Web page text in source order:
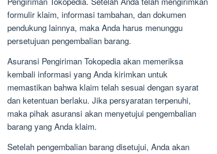
formulir klaim, informasi tambahan, dan dokumen
pendukung lainnya, maka Anda harus menunggu
persetujuan pengembalian barang.
Asuransi Pengiriman Tokopedia akan memeriksa
kembali informasi yang Anda kirimkan untuk
memastikan bahwa klaim telah sesuai dengan syarat
dan ketentuan berlaku. Jika persyaratan terpenuhi,
maka pihak asuransi akan menyetujui pengembalian
barang yang Anda klaim.
Setelah pengembalian barang disetujui, Anda akan